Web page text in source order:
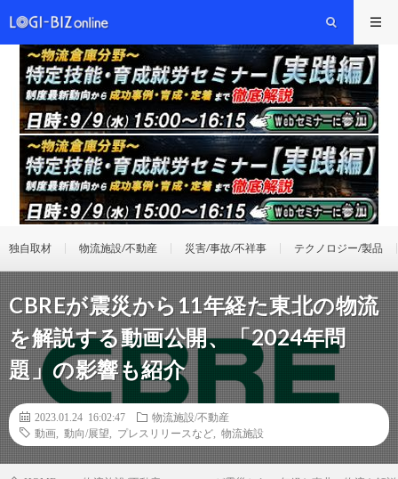
独自取材 物流施設/不動産 災害/事故/不祥事 テクノロジー/製品
CBREが震災から11年経た東北の物流
を解説する動画公開、「2024年問
題」の影響も紹介
2023.01.24 16:02:47
物流施設/不動産
動画
動向/展望 プレスリリースなど 物流施設